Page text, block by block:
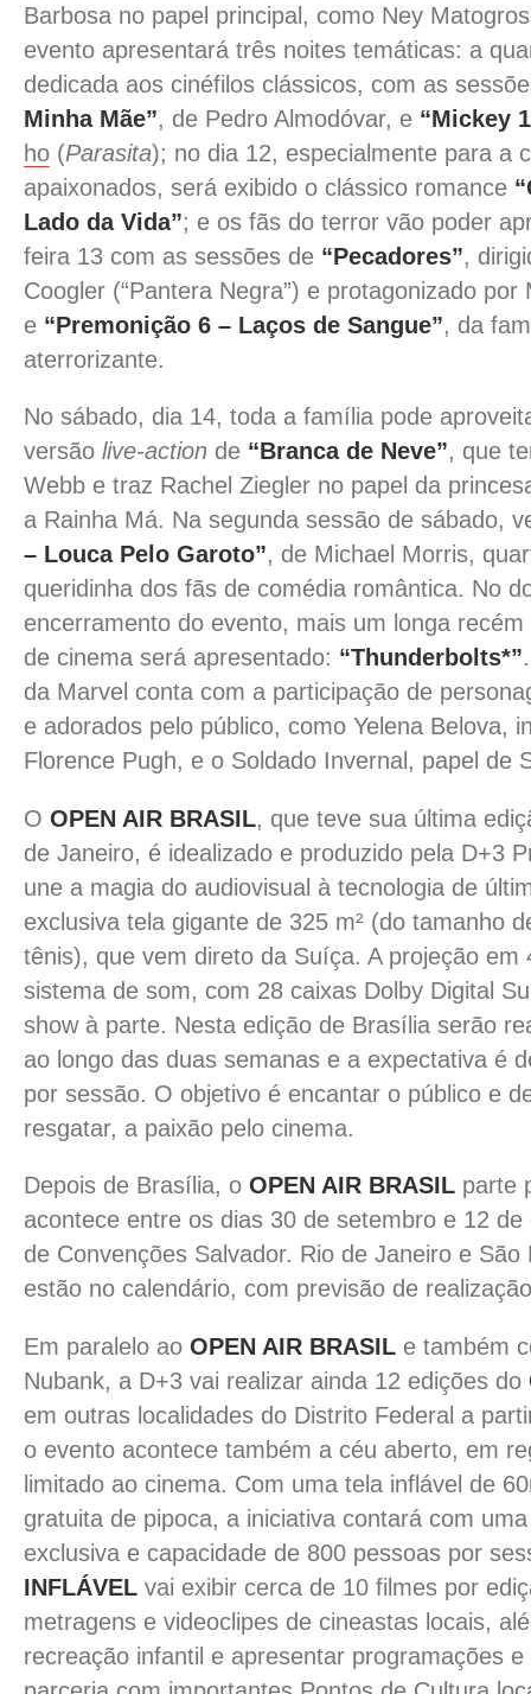
Barbosa no papel principal, como Ney
evento apresentará três noites temáticas: a
dedicada aos cinéfilos clássicos, com as
Minha Mãe”, de Pedro Almodóvar, e “Mickey
ho (Parasita); no dia 12, especialmente para a
apaixonados, será exibido o clássico romance
Lado da Vida”; e os fãs do terror vão poder
feira 13 com as sessões de “Pecadores”,
Coogler (“Pantera Negra”) e protagonizado
e “Premonição 6 – Laços de Sangue”, da
aterrorizante.
No sábado, dia 14, toda a família pode
versão live-action de “Branca de Neve”, que
Webb e traz Rachel Ziegler no papel da
a Rainha Má. Na segunda sessão de sábado,
– Louca Pelo Garoto”, de Michael Morris,
queridinha dos fãs de comédia romântica. No
encerramento do evento, mais um longa
de cinema será apresentado: “Thunderbolts*”
da Marvel conta com a participação de
e adorados pelo público, como Yelena Belova,
Florence Pugh, e o Soldado Invernal, papel de
O OPEN AIR BRASIL, que teve sua última
de Janeiro, é idealizado e produzido pela D+3
une a magia do audiovisual à tecnologia de
exclusiva tela gigante de 325 m² (do tamanho
tênis), que vem direto da Suíça. A projeção em
sistema de som, com 28 caixas Dolby Digital
show à parte. Nesta edição de Brasília serão
ao longo das duas semanas e a expectativa é
por sessão. O objetivo é encantar o público e
resgatar, a paixão pelo cinema.
Depois de Brasília, o OPEN AIR BRASIL parte
acontece entre os dias 30 de setembro e 12
de Convenções Salvador. Rio de Janeiro e São
estão no calendário, com previsão de
Em paralelo ao OPEN AIR BRASIL e também
Nubank, a D+3 vai realizar ainda 12 edições do
em outras localidades do Distrito Federal a
o evento acontece também a céu aberto, em
limitado ao cinema. Com uma tela inflável de
gratuita de pipoca, a iniciativa contará com
exclusiva e capacidade de 800 pessoas por
INFLÁVEL vai exibir cerca de 10 filmes por
metragens e videoclipes de cineastas locais,
recreação infantil e apresentar programações